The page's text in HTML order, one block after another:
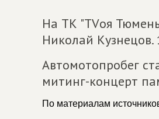
На ТК "ТVоя
Николай Кузнецов.
Автомотопробег
митинг-концерт
По материалам